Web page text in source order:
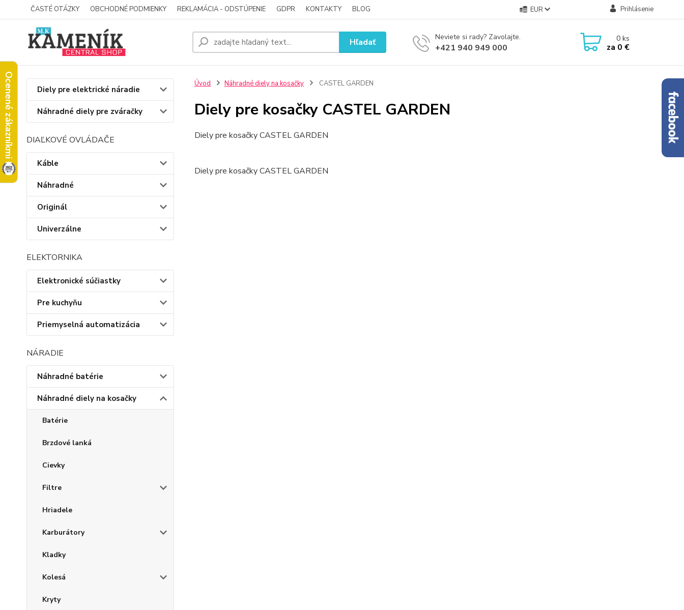
Ocenené zákazníkmi
ČASTÉ OTÁZKY OBCHODNÉ PODMIENKY REKLAMÁCIA - ODSTÚPENIE GDPR KONTAKTY BLOG EUR Prihlásenie
Hľadať Neviete si rady? Zavolajte.
+421 940 949 000
0ks
za 0 €
Diely pre elektrické náradie
Náhradné diely pre zváračky
DIAĽKOVÉ OVLÁDAČE
Káble
Náhradné
Originál
Univerzálne
ELEKTORNIKA
Elektronické súčiastky
Pre kuchyňu
Priemyselná automatizácia
NÁRADIE
Náhradné batérie
Náhradné diely na kosačky
Batérie
Brzdové lanká
Cievky
Filtre
Hriadele
Karburátory
Kladky
Kolesá
Kryty
Úvod Náhradné diely na kosačky CASTEL GARDEN
Diely pre kosačky CASTEL GARDEN
Diely pre kosačky CASTEL GARDEN
Diely pre kosačky CASTEL GARDEN